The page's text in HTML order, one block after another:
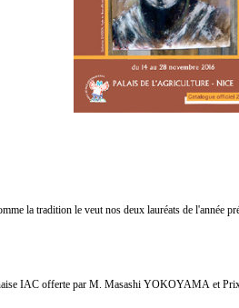
la tradition le veut nos deux lauréats de l'année
IAC offerte par M. Masashi YOKOYAMA et